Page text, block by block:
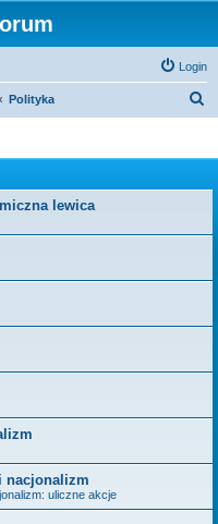
Login
Polityka
lewica
nacjonalizm
uliczne akcje